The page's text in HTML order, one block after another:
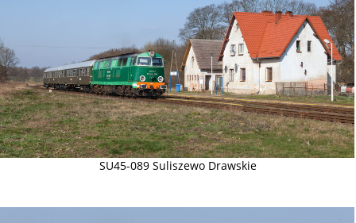
SU45-089 Suliszewo Drawskie